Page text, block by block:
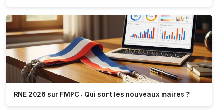
RNE 2026 sur FMPC : Qui sont les nouveaux maires ?